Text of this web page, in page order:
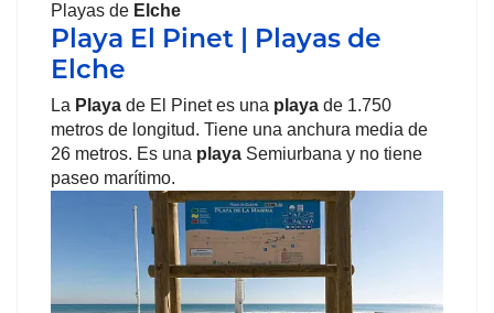
Playas de Elche
Playa El Pinet | Playas de
Elche
La Playa de El Pinet es una playa de 1.750
metros de longitud. Tiene una anchura media de
26 metros. Es una playa Semiurbana y no tiene
paseo marítimo.